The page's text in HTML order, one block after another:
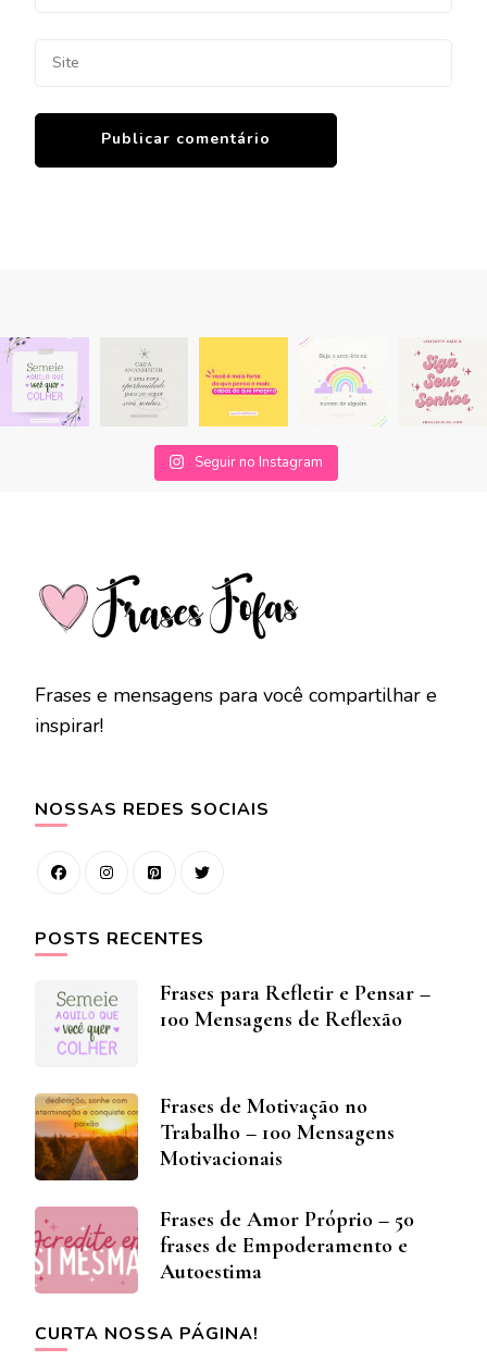
Seguir no Instagram
Frases e mensagens para você compartilhar e
inspirar!
NOSSAS REDES SOCIAIS
POSTS RECENTES
Frases para Refletir e Pensar –
100 Mensagens de Reflexão
Frases de Motivação no
Trabalho – 100 Mensagens
Motivacionais
Frases de Amor Próprio – 50
frases de Empoderamento e
Autoestima
CURTA NOSSA PÁGINA!